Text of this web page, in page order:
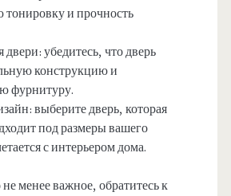
тонировку и прочность
убедитесь, что дверь
конструкцию и
фурнитуру.
выберите дверь, которая
под размеры вашего
с интерьером дома.
менее важное, обратитесь к